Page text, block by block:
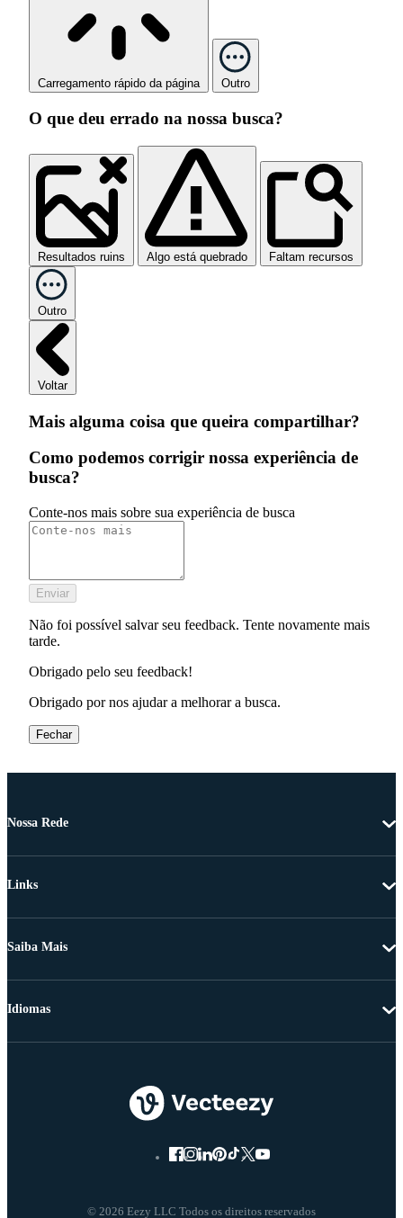
Carregamento rápido da página Outro
O que deu errado na nossa busca?
Resultados ruins Algo está quebrado Faltam recursos
Outro
Voltar
Mais alguma coisa que queira compartilhar?
Como podemos corrigir nossa experiência de
busca?
Conte-nos mais sobre sua experiência de busca
Enviar
Não foi possível salvar seu feedback. Tente novamente mais
tarde.
Obrigado pelo seu feedback!
Obrigado por nos ajudar a melhorar a busca.
Fechar
Nossa Rede
Links
Saiba Mais
© 2026 Eezy LLC Todos os direitos reservados
Idiomas